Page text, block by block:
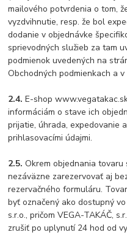
mailového potvrdenia o tom,
vyzdvihnutie, resp. že bol
dodanie v objednávke
sprievodných služieb za tam
podmienok uvedených na
Obchodných podmienkach a
2.4. E-shop
informáciám o stave ich
prijatie, úhrada, expedovanie
prihlasovacími údajmi.
2.5. Okrem objednania
nezáväzne zarezervovať aj
rezervačného formuláru.
byť označený ako dostupný
s.r.o., pričom VEGA-TAKÁČ,
zrušiť po uplynutí 24 hod od